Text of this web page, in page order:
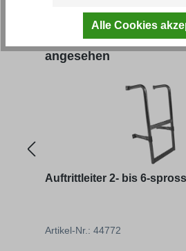
Kunden haben sich
angesehen
Auftrittleiter 2- bis 6-
Artikel-Nr.: 44772
Alle Cookies